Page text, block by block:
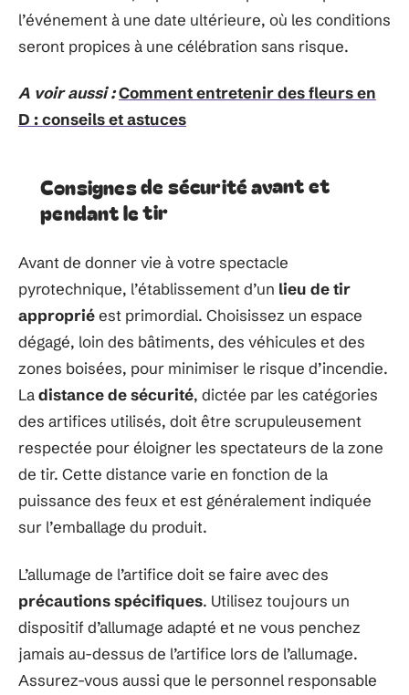
l’événement à une date ultérieure, où les conditions
seront propices à une célébration sans risque.
A voir aussi :Comment entretenir des fleurs en
D : conseils et astuces
Consignes de sécurité avant et
pendant le tir
Avant de donner vie à votre spectacle
pyrotechnique, l’établissement d’un lieu de tir
appropriéest primordial. Choisissez un espace
dégagé, loin des bâtiments, des véhicules et des
zones boisées, pour minimiser le risque d’incendie.
Ladistance de sécurité, dictée par les catégories
des artifices utilisés, doit être scrupuleusement
respectée pour éloigner les spectateurs de la zone
de tir. Cette distance varie en fonction de la
puissance des feux et est généralement indiquée
sur l’emballage du produit.
L’allumage de l’artifice doit se faire avec des
précautions spécifiques. Utilisez toujours un
dispositif d’allumage adapté et ne vous penchez
jamais au-dessus de l’artifice lors de l’allumage.
Assurez-vous aussi que le personnel responsable